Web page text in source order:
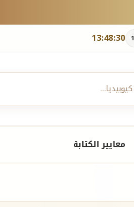
13:48:30
معايير الكتابة